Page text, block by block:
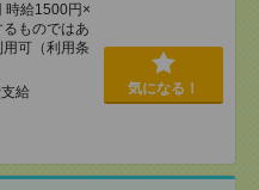
給1500円×
ものではあ
可（利用条
給
気になる！